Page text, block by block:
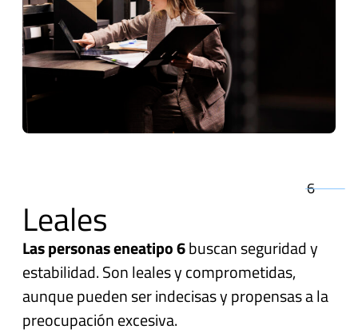
6
Leales
Las personas eneatipo 6buscan seguridad y
estabilidad. Son leales y comprometidas,
aunque pueden ser indecisas y propensas a la
preocupación excesiva.